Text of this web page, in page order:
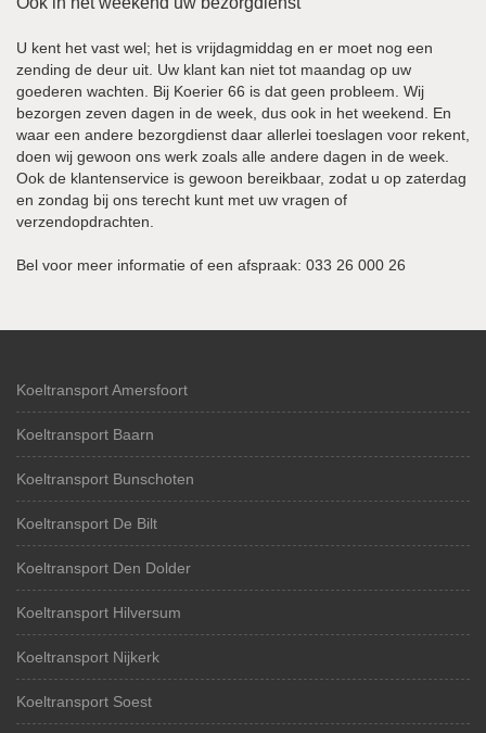
U kent het vast wel; het is vrijdagmiddag en er moet nog een
zending de deur uit. Uw klant kan niet tot maandag op uw
goederen wachten. Bij Koerier 66 is dat geen probleem. Wij
bezorgen zeven dagen in de week, dus ook in het weekend. En
waar een andere bezorgdienst daar allerlei toeslagen voor rekent,
doen wij gewoon ons werk zoals alle andere dagen in de week.
Ook de klantenservice is gewoon bereikbaar, zodat u op zaterdag
en zondag bij ons terecht kunt met uw vragen of
verzendopdrachten.
Bel voor meer informatie of een afspraak: 033 26 000 26
Koeltransport Amersfoort
Koeltransport Baarn
Koeltransport Bunschoten
Koeltransport De Bilt
Koeltransport Den Dolder
Koeltransport Hilversum
Koeltransport Nijkerk
Koeltransport Soest